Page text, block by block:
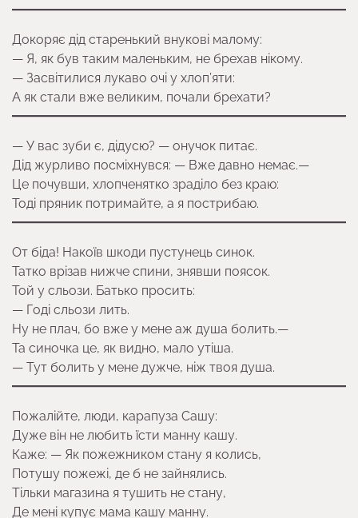
Докоряє дід старенький внукові малому:
— Я, як був таким маленьким, не брехав нікому.
— Засвітилися лукаво очі у хлоп’яти:
А як стали вже великим, почали брехати?
— У вас зуби є, дідусю? — онучок питає.
Дід журливо посміхнувся: — Вже давно немає.—
Це почувши, хлопченятко зраділо без краю:
Тоді пряник потримайте, а я пострибаю.
От біда! Накоїв шкоди пустунець синок.
Татко врізав нижче спини, знявши поясок.
Той у сльози. Батько просить:
— Годі сльози лить.
Ну не плач, бо вже у мене аж душа болить.—
Та синочка це, як видно, мало утіша.
— Тут болить у мене дужче, ніж твоя душа.
Пожалійте, люди, карапуза Сашу:
Дуже він не любить їсти манну кашу.
Каже: — Як пожежником стану я колись,
Потушу пожежі, де б не зайнялись.
Тільки магазина я тушить не стану,
Де мені купує мама кашу манну.